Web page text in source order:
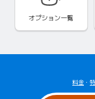
オプション一覧
料金 ・